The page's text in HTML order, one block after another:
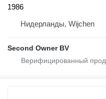
1986
Нидерланды, Wijchen
Second Owner BV